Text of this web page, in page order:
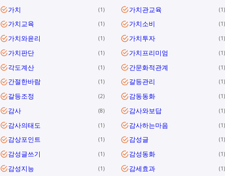
가치 1 가치관교육 1
가치교육 1 가치소비 1
가치와윤리 1 가치투자 1
가치판단 1 가치프리미엄 1
각도계산 1 간문화적관계 1
간절한바람 1 갈등관리 1
갈등조정 2 감동동화 1
감사 8 감사와보답 1
감사의태도 1 감사하는마음 1
감상포인트 1 감성글 1
감성글쓰기 1 감성동화 1
감성지능 1 감세효과 1